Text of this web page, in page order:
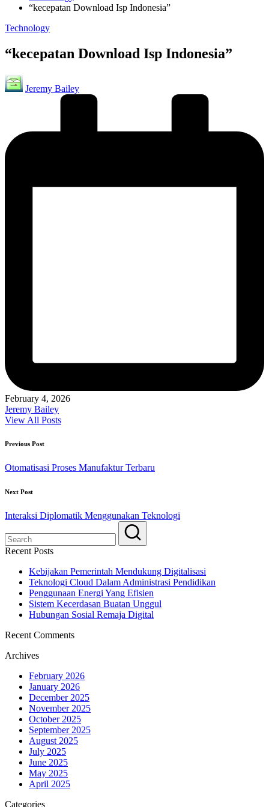
“kecepatan Download Isp Indonesia”
Posted
Technology
“kecepatan Download Isp Indonesia”
Posted
by
Jeremy Bailey
February 4, 2026
Jeremy Bailey
View All Posts
Post
navigation
Previous Post
Otomatisasi Proses Manufaktur Terbaru
Next Post
Interaksi Diplomatik Menggunakan Teknologi
Recent Posts
Kebijakan Pemerintah Mendukung Digitalisasi
Teknologi Cloud Dalam Administrasi Pendidikan
Penggunaan Energi Yang Efisien
Sistem Kecerdasan Buatan Unggul
Hubungan Sosial Remaja Digital
Recent Comments
Archives
February 2026
January 2026
December 2025
November 2025
October 2025
September 2025
August 2025
July 2025
June 2025
May 2025
April 2025
Categories